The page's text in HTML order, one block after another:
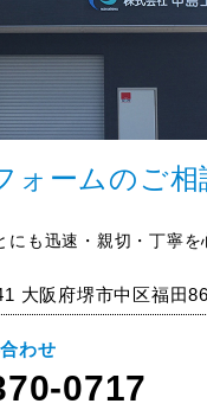
ォームのご相
にも迅速・親切・丁寧
大阪府堺市中区福田
わせ
0717